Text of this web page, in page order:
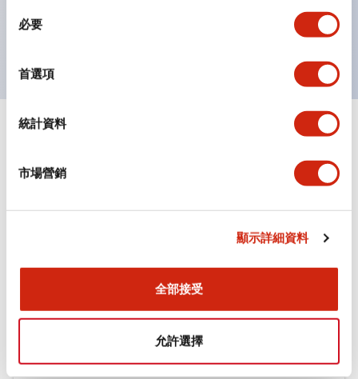
必要
首選項
統計資料
市場營銷
顯示詳細資料
全部接受
允許選擇
符合 ISO 3864-4 安全色規範：在危險或緊急狀況下，
顯示全部+
功能規格
文件和檔案
型錄和宣傳手冊